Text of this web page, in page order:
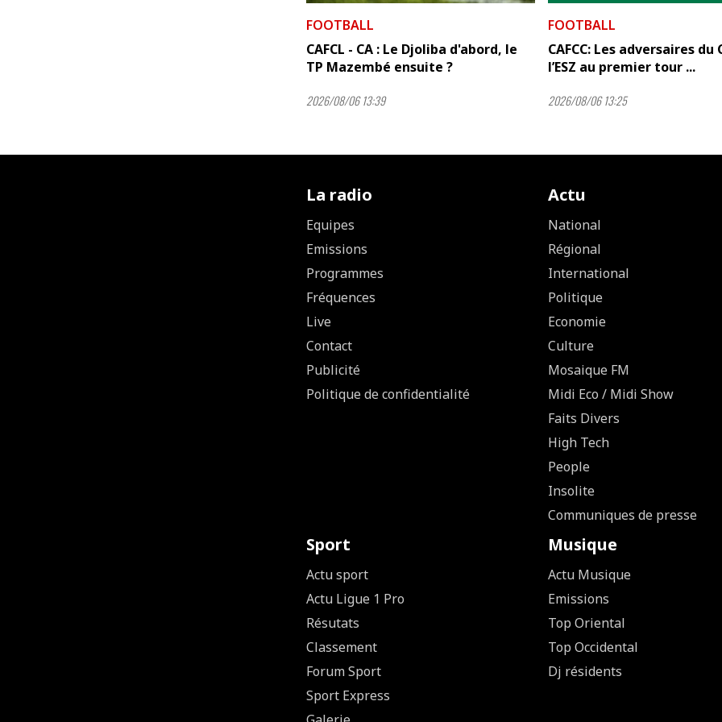
FOOTBALL
CAFCL - CA : Le Djoliba d'abord, le
TP Mazembé ensuite ?
2026/08/06 13:39
FOOTBALL
CAFCC: Les adversaires du
l’ESZ au premier tour ...
2026/08/06 13:25
La radio
Equipes
Emissions
Programmes
Fréquences
Live
Contact
Publicité
Politique de confidentialité
Actu
National
Régional
International
Politique
Economie
Culture
Mosaique FM
Midi Eco / Midi Show
Faits Divers
High Tech
People
Insolite
Communiques de presse
Sport
Actu sport
Actu Ligue 1 Pro
Résutats
Classement
Forum Sport
Sport Express
Musique
Actu Musique
Emissions
Top Oriental
Top Occidental
Dj résidents